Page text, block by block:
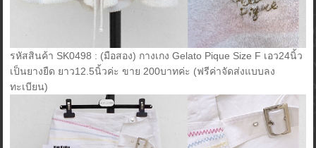
รหัสสินค้า SK0498 : (มือสอง) กางเกง Gelato Pique Size F เอว24นิ้ว
เป็นยางยืด ยาว12.5นิ้วค่ะ ขาย 200บาทค่ะ (ฟรีค่าจัดส่งแบบลง
ทะเบียน)